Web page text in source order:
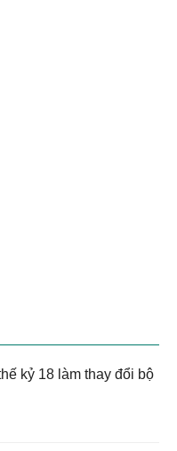
kỷ 18 làm thay đổi bộ